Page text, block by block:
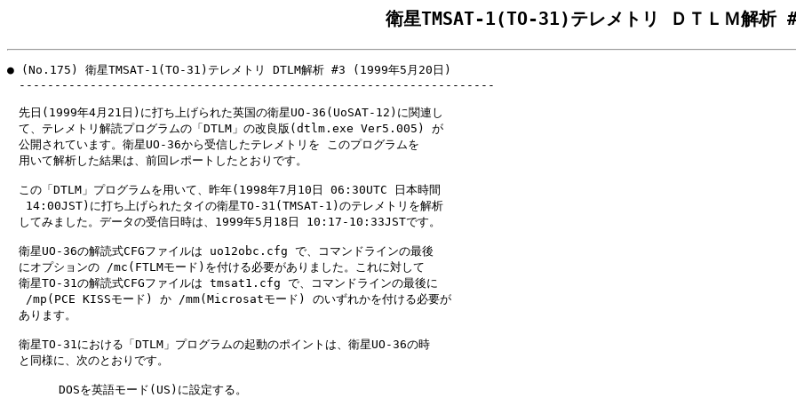
衛星TMSAT-1(TO-31)テレメトリ ＤＴＬＭ解析
● (No.175) 衛星TMSAT-1(TO-31)テレメトリ DTLM解析 #3 (1999年5月20日)
-------------------------------------------------------------------
先日(1999年4月21日)に打ち上げられた英国の衛星UO-36(UoSAT-12)に関連し
て、テレメトリ解読プログラムの「DTLM」の改良版(dtlm.exe Ver5.005) が
公開されています。衛星UO-36から受信したテレメトリを このプログラムを
用いて解析した結果は、前回レポートしたとおりです。
この「DTLM」プログラムを用いて、昨年(1998年7月10日 06:30UTC 日本時間
14:00JST)に打ち上げられたタイの衛星TO-31(TMSAT-1)のテレメトリを解析
してみました。データの受信日時は、1999年5月18日 10:17-10:33JSTです。
衛星UO-36の解読式CFGファイルは uo12obc.cfg で、コマンドラインの最後
にオプションの /mc(FTLMモード)を付ける必要がありました。これに対して
衛星TO-31の解読式CFGファイルは tmsat1.cfg で、コマンドラインの最後に
/mp(PCE KISSモード) か /mm(Microsatモード) のいずれかを付ける必要が
あります。
衛星TO-31における「DTLM」プログラムの起動のポイントは、衛星UO-36の時
と同様に、次のとおりです。
DOSを英語モード(US)に設定する。